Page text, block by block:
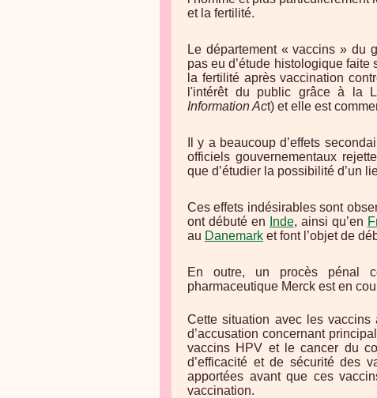
et la fertilité.
Le département « vaccins » du
pas eu d’étude histologique
la fertilité après vaccination
l'intérêt du public grâce à la
Information Act) et elle est
Il y a beaucoup d’effets
officiels gouvernementaux
que d’étudier la possibilité d’un
Ces effets indésirables sont
ont débuté en
Inde, ainsi qu’en
au Danemark et font l’objet de
En outre, un procès pénal
pharmaceutique Merck est en
Cette situation avec les
d’accusation concernant
vaccins HPV et le cancer du
d’efficacité et de sécurité des
apportées avant que ces
vaccination.